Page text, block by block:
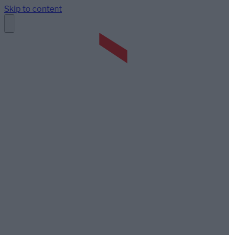
Skip to content